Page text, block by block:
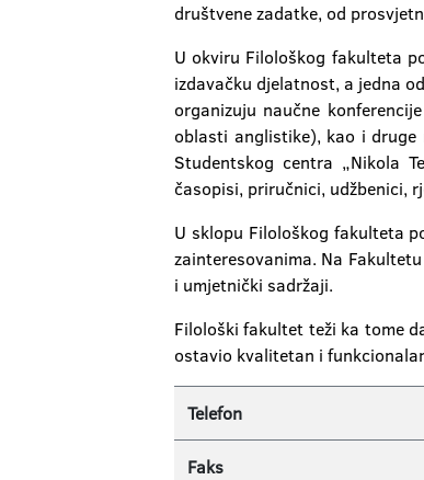
društvene zadatke, od
U okviru Filološkog fakulteta
izdavačku djelatnost, a jedna
organizuju naučne
oblasti anglistike), kao i
Studentskog centra „Nikola
časopisi, priručnici, udžbenici,
U sklopu Filološkog fakulteta
zainteresovanima. Na
i umjetnički sadržaji.
Filološki fakultet teži ka tome
ostavio kvalitetan i
Telefon
Faks